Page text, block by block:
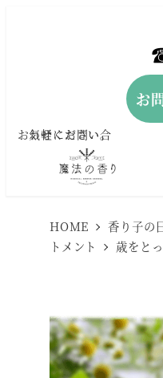
お
お気軽にお問い合わせください。
HOME 香り子の
トメント
歳をと